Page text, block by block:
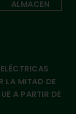
LA MITAD DE
A PARTIR DE